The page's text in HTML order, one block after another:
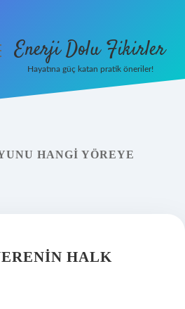
Enerji Dolu Fikirler
Hayatına güç katan pratik öneriler!
HANGI YÖREYE
HALK